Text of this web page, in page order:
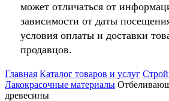
может отличаться от
зависимости от даты
условия оплаты и доставки
продавцов.
Главная Каталог товаров и услуг
Лакокрасочные материалы
древесины